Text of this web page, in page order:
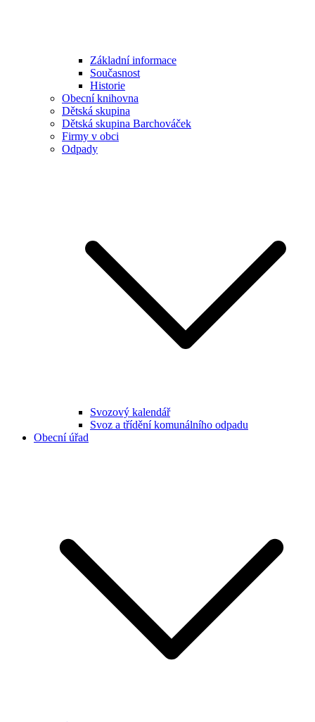
Základní informace
Současnost
Historie
Obecní knihovna
Dětská skupina
Dětská skupina Barchováček
Firmy v obci
Odpady
Svozový kalendář
Svoz a třídění komunálního odpadu
Obecní úřad